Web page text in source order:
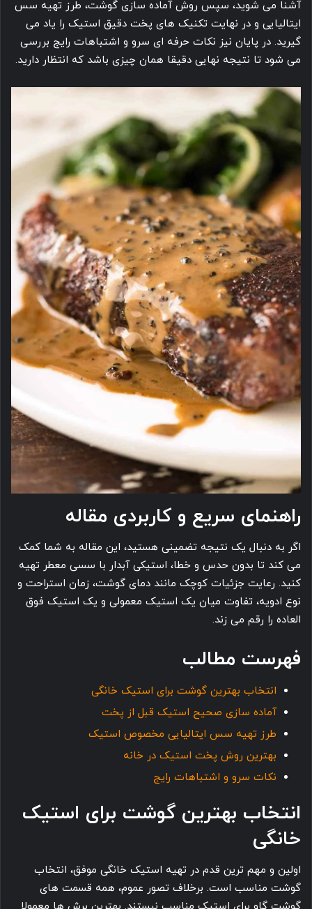
آشنا می شوید، سپس روش آماده سازی گوشت، طرز تهیه سس
ایتالیایی و در نهایت تکنیک های پخت دقیق استیک را یاد می
گیرید. در پایان نیز نکات حرفه ای سرو و اشتباهات رایج بررسی
می شود تا نتیجه نهایی دقیقا همان چیزی باشد که انتظار دارید.
راهنمای سریع و کاربردی مقاله
اگر به دنبال یک نتیجه تضمینی هستید، این مقاله به شما کمک
می کند تا بدون حدس و خطا، استیکی آبدار با سسی معطر تهیه
کنید. رعایت جزئیات کوچک مانند دمای گوشت، زمان استراحت و
نوع ادویه، تفاوت میان یک استیک معمولی و یک استیک فوق
العاده را رقم می زند.
فهرست مطالب
انتخاب بهترین گوشت برای استیک خانگی
آماده سازی صحیح استیک قبل از پخت
طرز تهیه سس ایتالیایی مخصوص استیک
بهترین روش پخت استیک در خانه
نکات سرو و اشتباهات رایج
انتخاب بهترین گوشت برای استیک
خانگی
اولین و مهم ترین قدم در تهیه استیک خانگی موفق، انتخاب
گوشت مناسب است. برخلاف تصور عموم، همه قسمت های